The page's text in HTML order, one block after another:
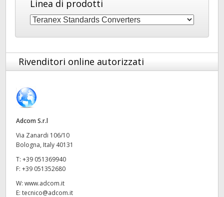
Specifiche
Canada
Denmark
Germany
Hong Kong SAR, China
India
Italia
Linea di prodotti
Rivenditori online autorizzati
Adcom S.r.l
Via Zanardi 106/10
Bologna, Italy 40131
T: +39 051369940
F: +39 051352680
W: www.adcom.it
E: tecnico@adcom.it